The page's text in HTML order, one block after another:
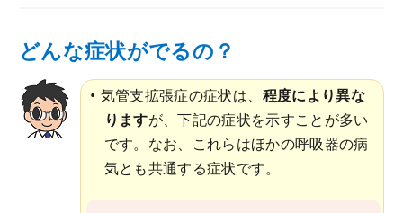
どんな症状がでるの？
気管支拡張症の症状は、 程度により異な
りますが、下記の症状を示すことが多い
です。なお、これらはほかの呼吸器の病
気とも共通する症状です。